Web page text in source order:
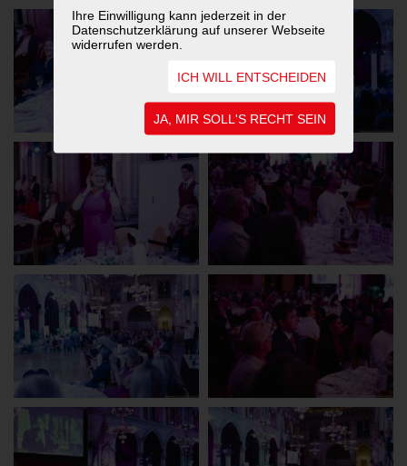
Ihre Einwilligung kann jederzeit in der
Datenschutzerklärung auf unserer Webseite
widerrufen werden.
ICH WILL ENTSCHEIDEN
JA, MIR SOLL'S RECHT SEIN